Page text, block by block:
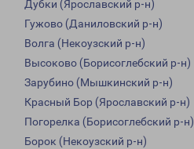
Дубки (Ярославский р-н)
Гужово (Даниловский р-н)
Волга (Некоузский р-н)
Высоково (Борисоглебский р-н)
Зарубино (Мышкинский р-н)
Красный Бор (Ярославский р-н)
Погорелка (Борисоглебский р-н)
Борок (Некоузский р-н)